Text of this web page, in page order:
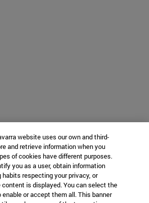
website uses our own and third-
and retrieve information when you
of cookies have different purposes.
you as a user, obtain information
habits respecting your privacy, or
is displayed. You can select the
or accept them all. This banner